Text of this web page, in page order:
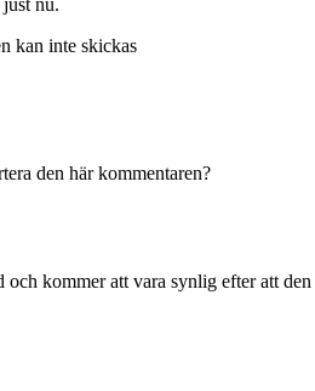
nu.
kan inte skickas
den här kommentaren?
kommer att vara synlig efter att